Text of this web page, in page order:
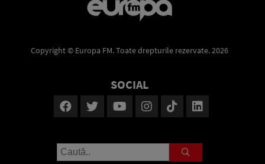
Copyright © Europa FM. Toate drepturile rezervate. 2026
SOCIAL